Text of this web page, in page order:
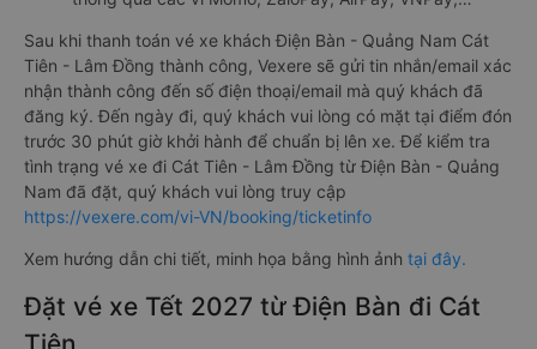
Sau khi thanh toán vé xe khách Điện Bàn - Quảng Nam Cát
Tiên - Lâm Đồng thành công, Vexere sẽ gửi tin nhắn/email xác
nhận thành công đến số điện thoại/email mà quý khách đã
đăng ký. Đến ngày đi, quý khách vui lòng có mặt tại điểm đón
trước 30 phút giờ khởi hành để chuẩn bị lên xe. Để kiểm tra
tình trạng vé xe đi Cát Tiên - Lâm Đồng từ Điện Bàn - Quảng
Nam đã đặt, quý khách vui lòng truy cập
https://vexere.com/vi-VN/booking/ticketinfo
Xem hướng dẫn chi tiết, minh họa bằng hình ảnh tại đây.
Đặt vé xe Tết 2027 từ Điện Bàn đi Cát